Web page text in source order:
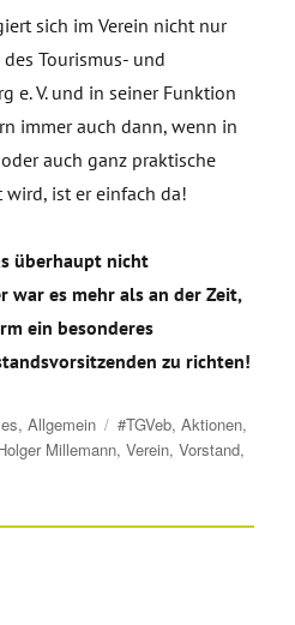
sich im Verein nicht nur
Tourismus- und
e. V. und in seiner Funktion
immer auch dann, wenn in
auch ganz praktische
ist er einfach da!
überhaupt nicht
war es mehr als an der Zeit,
ein besonderes
zu richten!
,Allgemein Schlagwörter
#TGVeb,Aktionen,
Millemann,Verein,Vorstand,